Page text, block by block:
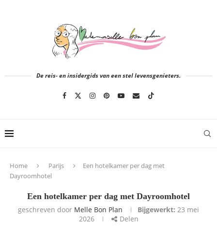
De reis- en insidergids van een stel levensgenieters.
Home Parijs
Een hotelkamer per dag met
Dayroomhotel
Een hotelkamer per dag met Dayroomhotel
geschreven door Melle Bon Plan Bijgewerkt: 23 mei
2026
Delen